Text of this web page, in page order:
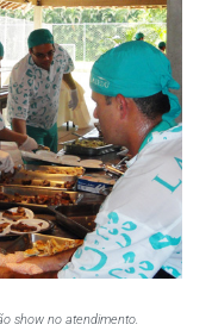
show no atendimento.